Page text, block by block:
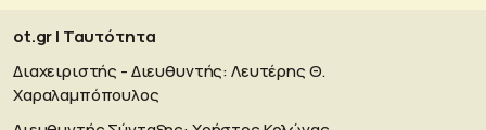
ot.gr | Ταυτότητα
Διαχειριστής - Διευθυντής: Λευτέρης Θ.
Χαραλαμπόπουλος